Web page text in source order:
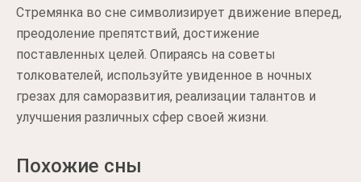
Стремянка во сне символизирует движение вперед,
преодоление препятствий, достижение
поставленных целей. Опираясь на советы
толкователей, используйте увиденное в ночных
грезах для саморазвития, реализации талантов и
улучшения различных сфер своей жизни.
Похожие сны